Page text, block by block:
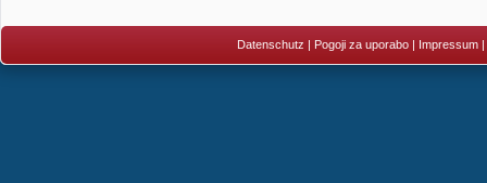
Datenschutz | Pogoji za uporabo| Impressum|